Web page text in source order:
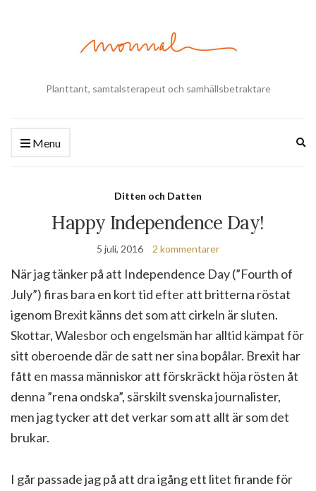
Planttant, samtalsterapeut och samhällsbetraktare
Menu
Ditten och Datten
Happy Independence Day!
5 juli, 2016 2 kommentarer
När jag tänker på att Independence Day (”Fourth of
July”) firas bara en kort tid efter att britterna röstat
igenom Brexit känns det som att cirkeln är sluten.
Skottar, Walesbor och engelsmän har alltid kämpat för
sitt oberoende där de satt ner sina bopålar. Brexit har
fått en massa människor att förskräckt höja rösten åt
denna ”rena ondska”, särskilt svenska journalister,
men jag tycker att det verkar som att allt är som det
brukar.
I går passade jag på att dra igång ett litet firande för